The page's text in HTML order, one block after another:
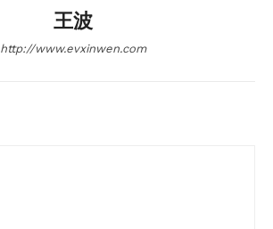
王波
http://www.evxinwen.com